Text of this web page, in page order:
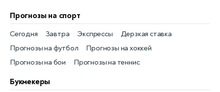
Прогнозы на спорт
Прогнозы на футбол
Сегодня
Прогнозы на хоккей
Завтра
Прогнозы на бои
Экспрессы
Прогнозы на теннис
Дерзкая ставка
Букмекеры